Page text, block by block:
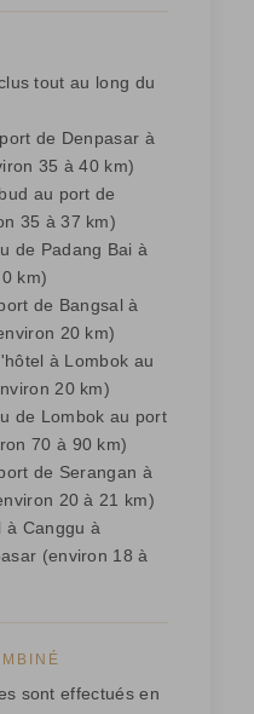
tout au long du
de Denpasar à
35 à 40 km)
au port de
35 à 37 km)
de Padang Bai à
km)
de Bangsal à
20 km)
à Lombok au
20 km)
de Lombok au port
70 à 90 km)
de Serangan à
20 à 21 km)
à Canggu à
(environ 18 à
sont effectués en